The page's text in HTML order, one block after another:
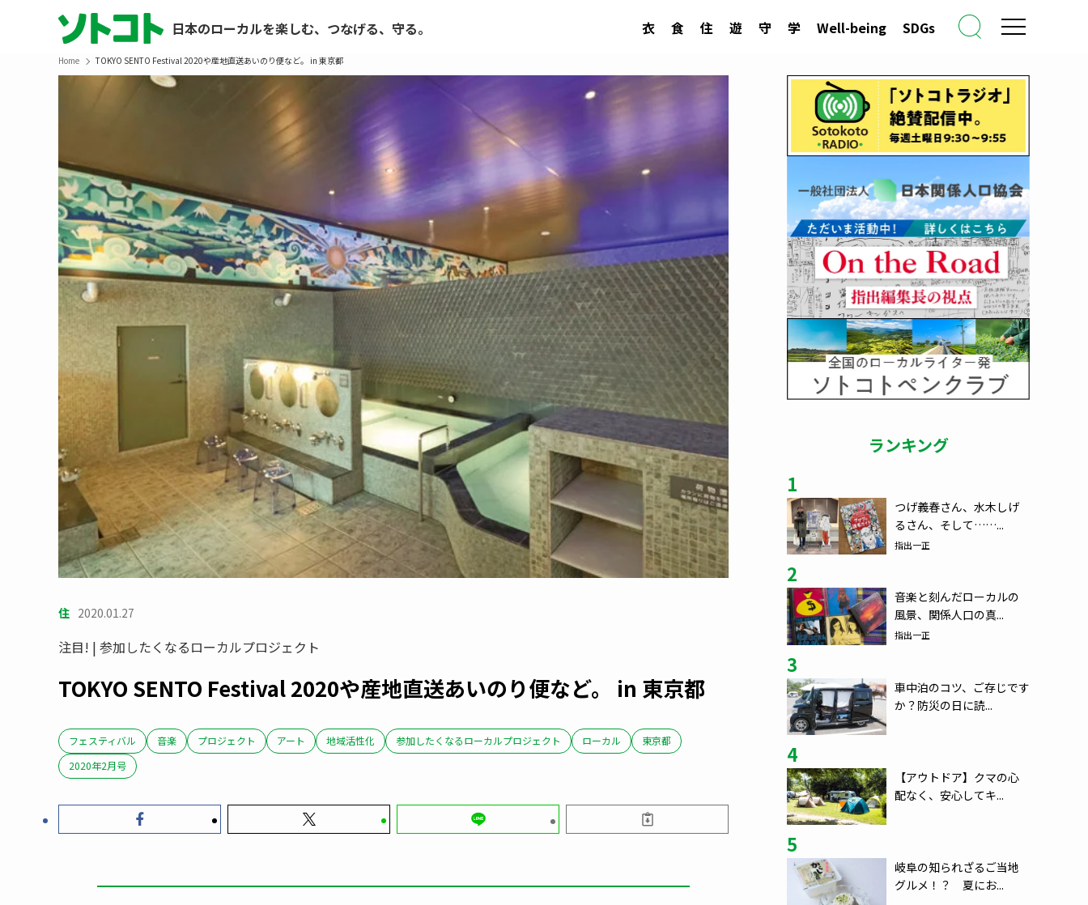
日本のローカルを楽しむ、つなげる、守る。 衣 食 住 遊 守 学 Well-being SDGs
Home TOKYO SENTO Festival 2020や産地直送あいのり便など。 in 東京都
住 2020.01.27
注目! | 参加したくなるローカルプロジェクト
TOKYO SENTO Festival 2020や産地直送あいのり便など。 in 東京都
フェスティバル 音楽 プロジェクト アート 地域活性化 参加したくなるローカルプロジェクト ローカル
東京都
2020年2月号
ランキング
1
つげ義春さん、水木しげ
るさん、そして……...
指出一正
2
音楽と刻んだローカルの
風景、関係人口の真...
指出一正
3
車中泊のコツ、ご存じです
か？防災の日に読...
4
【アウトドア】クマの心
配なく、安心してキ...
5
岐阜の知られざるご当地
グルメ！？ 夏にお...